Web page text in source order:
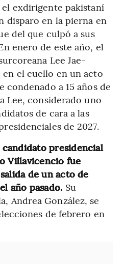
el exdirigente pakistaní
disparo en la pierna en
del que culpó a sus
enero de este año, el
Lee Jae-
el cuello en un acto
condenado a 15 años de
Lee, considerado uno
de cara a las
de 2027.
presidencial
Villavicencio fue
de un acto de
año pasado. Su
Andrea González, se
de febrero en